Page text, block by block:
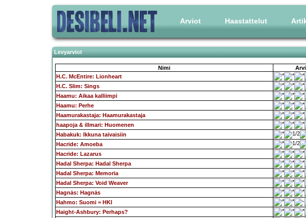
Arviot Haastattelut
Levyarviot
Nimi
H.C. McEntire: Lionheart
H.C. Slim: Sings
Haamu: Aikaa kalliimpi
Haamu: Perhe
Haamurakastaja: Haamurakastaja
haapoja & illmari: Huomenen
Habakuk: Ikkuna taivaisiin
Hacride: Amoeba
Hacride: Lazarus
Hadal Sherpa: Hadal Sherpa
Hadal Sherpa: Memoria
Hadal Sherpa: Void Weaver
Hagnäs: Hagnäs
Hahmo: Suomi = HKI
Haight-Ashbury: Perhaps?